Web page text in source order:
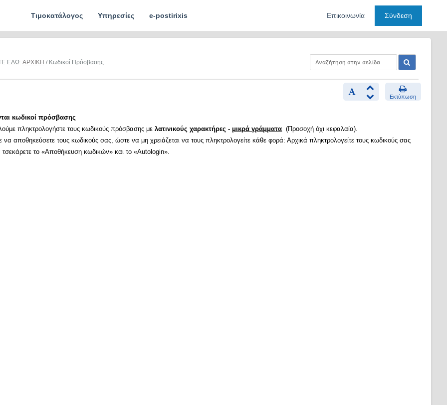
Τιμοκατάλογος Υπηρεσίες e-postirixis Επικοινωνία Σύνδεση
ΕΔΩ:ΑΡΧΙΚΗ / Κωδικοί Πρόσβασης
Εκτύπωση
κωδικοί πρόσβασης
πληκτρολογήστε τους κωδικούς πρόσβασης μελατινικούς χαρακτήρες - μικρά γράμματα (Προσοχή όχι κεφαλαία).
να αποθηκεύσετε τους κωδικούς σας, ώστε να μη χρειάζεται να τους πληκτρολογείτε κάθε φορά: Αρχικά πληκτρολογείτε τους κωδικούς σας
τσεκάρετε το «Αποθήκευση κωδικών» και το «Autologin».